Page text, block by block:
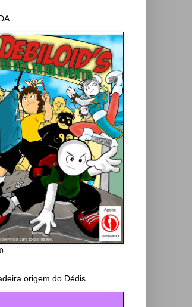
origem do Dédis